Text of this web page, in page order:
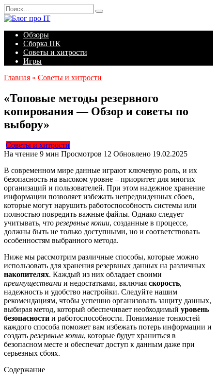
Перейти
к
содержанию
Search
for:
Обзоры
Сборка ПК
Советы и хитрости
Игры
Главная » Советы и хитрости
«Топовые методы резервного
копирования — Обзор и советы по
выбору»
Советы и хитрости
На чтение 9 мин Просмотров 12 Обновлено 19.02.2025
В современном мире данные играют ключевую роль, и их
безопасность на высоком уровне – приоритет для многих
организаций и пользователей. При этом надежное хранение
информации позволяет избежать непредвиденных сбоев,
которые могут нарушить работоспособность системы или
полностью повредить важные файлы. Однако следует
учитывать, что резервные копии, созданные в процессе,
должны быть не только доступными, но и соответствовать
особенностям выбранного метода.
Ниже мы рассмотрим различные способы, которые можно
использовать для хранения резервных данных на различных
накопителях. Каждый из них обладает своими
преимуществами и недостатками, включая скорость,
надежность и удобство настройки. Следуйте нашим
рекомендациям, чтобы успешно организовать защиту данных,
выбирая метод, который обеспечивает необходимый уровень
безопасности и работоспособности. Понимание тонкостей
каждого способа поможет вам избежать потерь информации и
создать резервные копии, которые будут храниться в
безопасном месте и обеспечат доступ к данным даже при
серьезных сбоях.
Содержание